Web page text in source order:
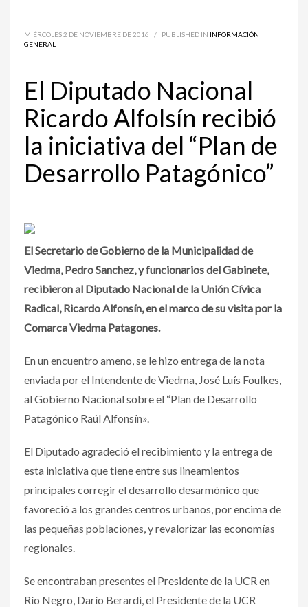
MIÉRCOLES 2 DE NOVIEMBRE DE 2016 / PUBLISHED IN INFORMACIÓN
GENERAL
El Diputado Nacional
Ricardo Alfolsín recibió
la iniciativa del “Plan de
Desarrollo Patagónico”
El Secretario de Gobierno de la Municipalidad de
Viedma, Pedro Sanchez, y funcionarios del Gabinete,
recibieron al Diputado Nacional de la Unión Cívica
Radical, Ricardo Alfonsín, en el marco de su visita por la
Comarca Viedma Patagones.
En un encuentro ameno, se le hizo entrega de la nota
enviada por el Intendente de Viedma, José Luís Foulkes,
al Gobierno Nacional sobre el “Plan de Desarrollo
Patagónico Raúl Alfonsín».
El Diputado agradeció el recibimiento y la entrega de
esta iniciativa que tiene entre sus lineamientos
principales corregir el desarrollo desarmónico que
favoreció a los grandes centros urbanos, por encima de
las pequeñas poblaciones, y revalorizar las economías
regionales.
Se encontraban presentes el Presidente de la UCR en
Río Negro, Darío Berardi, el Presidente de la UCR